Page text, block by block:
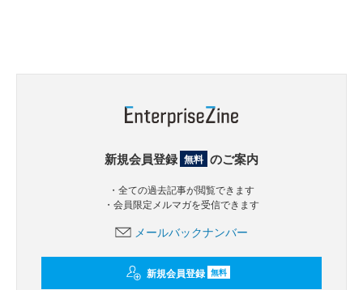
新規会員登録 無料 のご案内
・全ての過去記事が閲覧できます
・会員限定メルマガを受信できます
メールバックナンバー
新規会員登録 無料